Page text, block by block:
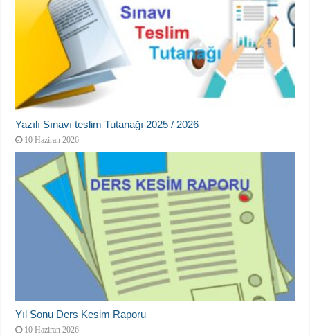
Yazılı Sınavı teslim Tutanağı 2025 / 2026
10 Haziran 2026
Yıl Sonu Ders Kesim Raporu
10 Haziran 2026